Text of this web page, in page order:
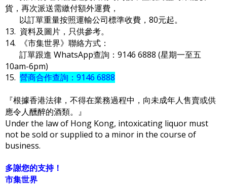
貨，再次派送需繳付額外運費，
以訂單重量按照運輸公司標準收費，80元起。
13. 資料及圖片，只供參考。
14. 《市集世界》聯絡方式：
訂單跟進 WhatsApp查詢：9146 6888 (星期一至五
10am-6pm)
15. 營商合作查詢：9146 6888
『根據香港法律，不得在業務過程中，向未成年人售賣或供
應令人醺醉的酒類。』
Under the law of Hong Kong, intoxicating liquor must
not be sold or supplied to a minor in the course of
business.
多謝您的支持！
市集世界